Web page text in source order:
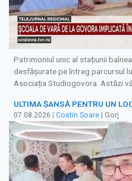
Patrimoniul unic al stațiunii
desfășurate pe întreg parcursul
Asociația Studiogovora. Astăzi
ULTIMA ȘANSĂ PENTRU UN
07.08.2026 | Costin Soare | Gorj